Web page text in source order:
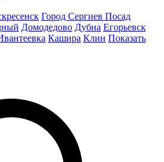
Город Сергиев Посад
Домодедово Дубна Егорьевск
Кашира Клин Показать